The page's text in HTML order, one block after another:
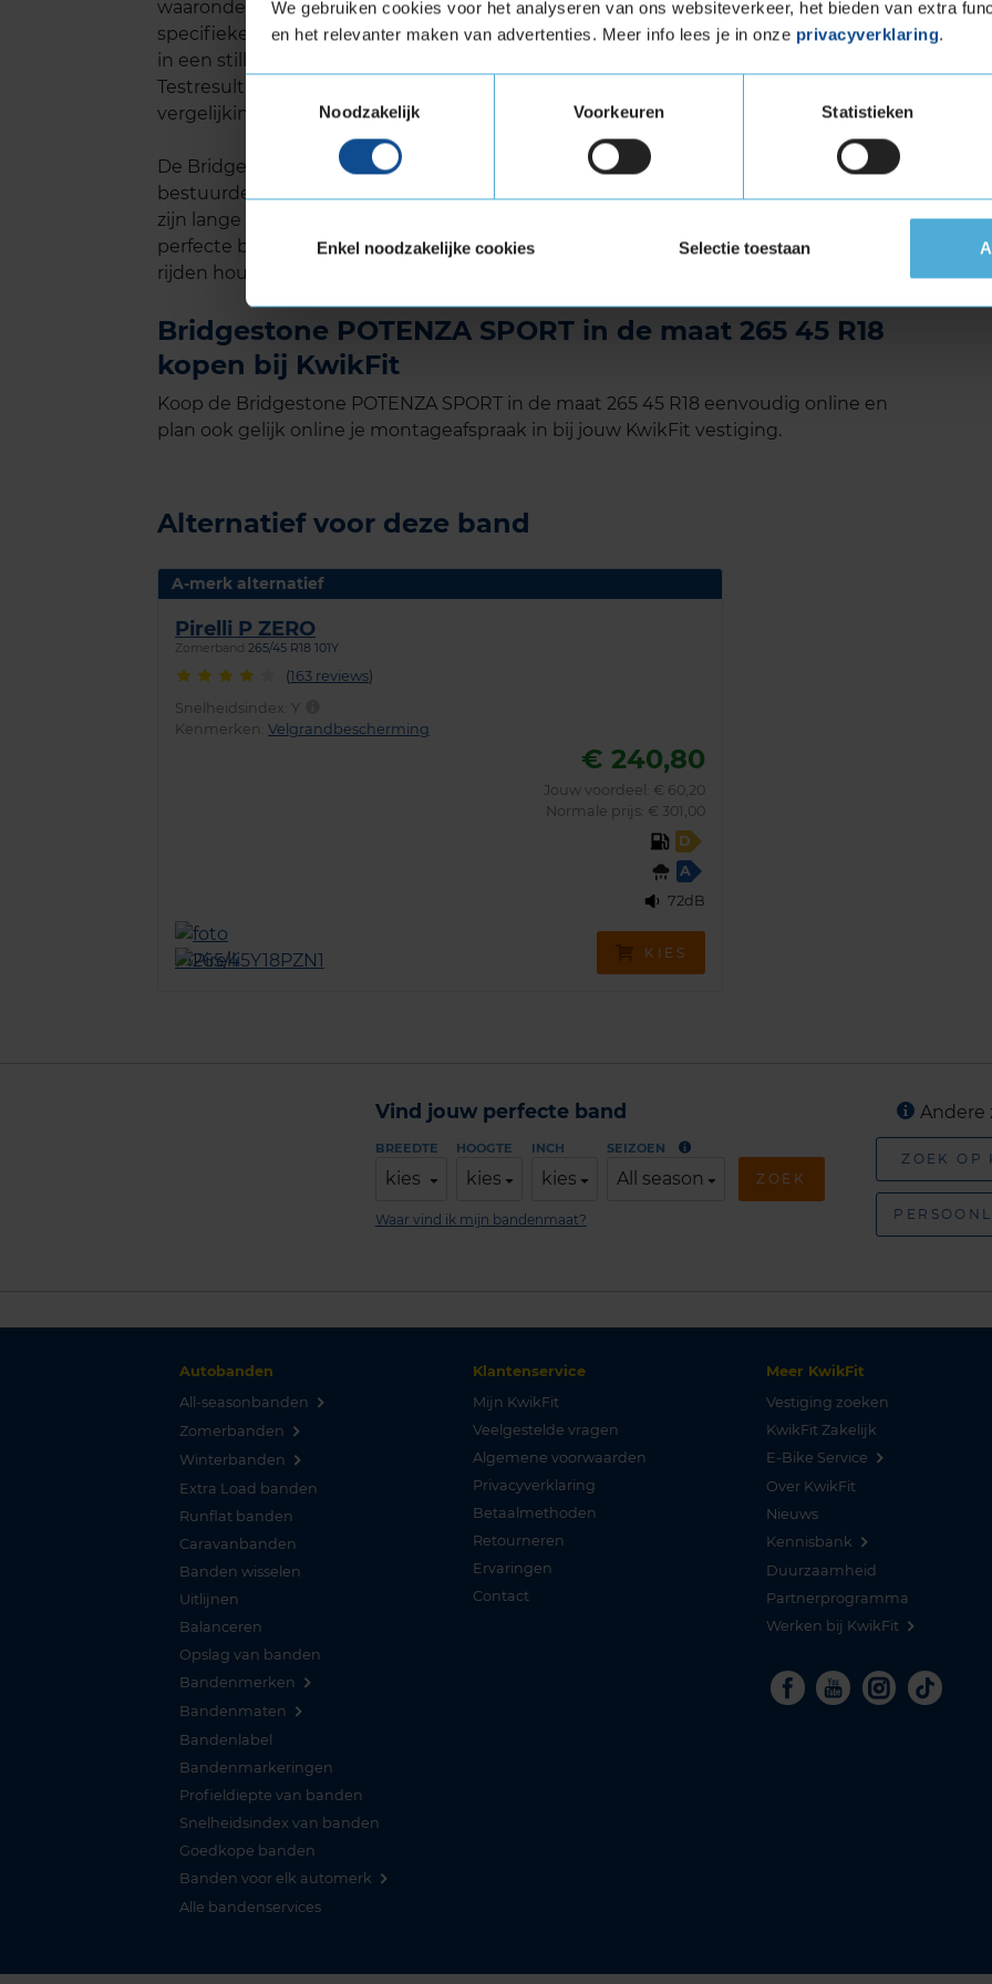
We gebruiken cookies voor het analyseren van ons websiteverkeer, het bieden van extra
en het relevanter maken van advertenties. Meer info lees je in onze privacyverklaring.
Noodzakelijk
Voorkeuren Statistieken
Enkel noodzakelijke cookies Selectie toestaan
waaronder het geluidsniveau. Dankzij de geoptimaliseerde profielblokken en de
specifieke rubbersamenstelling, produceert de band minder rolgeluid. Dit resulteert
in een stillere rit, wat vooral prettig is tijdens lange ritten op de snelweg.
Testresultaten van Autoweek bevestigen dat deze band minder geluid produceert in
vergelijking met veel andere sportieve banden.
De Bridgestone POTENZA SPORT is een uitstekende keuze voor sportieve
bestuurders die het beste eisen op het gebied van grip, handling en veiligheid. Met
zijn lange levensduur en gereduceerde geluidsproductie, biedt deze zomerband een
perfecte balans tussen prestaties en comfort. Of u nu dagelijks rijdt of van sportief
rijden houdt, de POTENZA SPORT zal uw verwachtingen overtreffen.
Bridgestone POTENZA SPORT in de maat 265 45 R18
kopen bij KwikFit
Koop de Bridgestone POTENZA SPORT in de maat 265 45 R18 eenvoudig online en
plan ook gelijk online je montageafspraak in bij jouw KwikFit vestiging.
Alternatief voor deze band
A-merk alternatief
Pirelli P ZERO
Zomerband 265/45 R18 101Y
(163 reviews)
Snelheidsindex: Y
Kenmerken: Velgrandbescherming
€ 240,80
Jouw voordeel: € 60,20
Normale prijs: € 301,00
D
A
72dB
KIES
Vind jouw perfecte band
BREEDTE
kies
HOOGTE
kies
INCH
kies
SEIZOEN
All season ZOEK
Waar vind ik mijn bandenmaat?
Andere
ZOEK OP
Autobanden
All-seasonbanden
Zomerbanden
Winterbanden
Extra Load banden
Runflat banden
Caravanbanden
Banden wisselen
Uitlijnen
Balanceren
Opslag van banden
Bandenmerken
Bandenmaten
Bandenlabel
Bandenmarkeringen
Profieldiepte van banden
Snelheidsindex van banden
Goedkope banden
Banden voor elk automerk
Alle bandenservices
Klantenservice
Mijn KwikFit
Veelgestelde vragen
Algemene voorwaarden
Privacyverklaring
Betaalmethoden
Retourneren
Ervaringen
Contact
Meer KwikFit
Vestiging zoeken
KwikFit Zakelijk
E-Bike Service
Over KwikFit
Nieuws
Kennisbank
Duurzaamheid
Partnerprogramma
Werken bij KwikFit
Facebook
Youtube